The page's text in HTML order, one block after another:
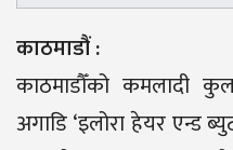
काठमाडौं :
काठमाडौँको कमलादी
अगाडि ‘इलोरा हेयर एन्ड